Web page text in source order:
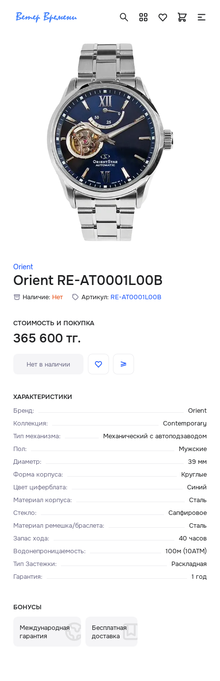
Orient
Orient RE-AT0001L00B
Наличие: Нет Артикул: RE-AT0001L00B
СТОИМОСТЬ И ПОКУПКА
365 600 тг.
Нет в наличии
ХАРАКТЕРИСТИКИ
Бренд:
Orient
Коллекция:
Contemporary
Тип механизма:
Механический с автоподзаводом
Пол:
Мужские
Диаметр:
39 мм
Форма корпуса:
Круглые
Цвет циферблата:
Синий
Материал корпуса:
Сталь
Стекло:
Сапфировое
Материал ремешка/браслета:
Сталь
Запас хода:
40 часов
Водонепроницаемость:
100м (10ATM)
Тип Застежки:
Раскладная
Гарантия: 1 год
БОНУСЫ
Международная
гарантия
Бесплатная
доставка
+7 ( 705 ) 181-42-50
info@vetervremeni.kz
Авторизация
Каталог
Мужские часы
Женские часы
Скидки
Главная
О нас
Доставка и оплата